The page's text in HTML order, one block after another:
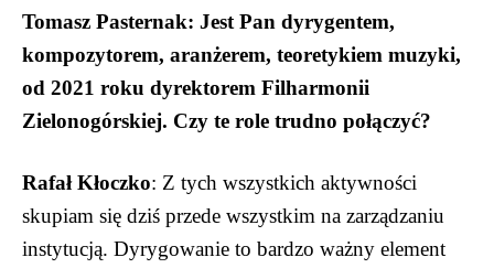
Tomasz Pasternak: Jest Pan dyrygentem,
kompozytorem, aranżerem, teoretykiem muzyki,
od 2021 roku dyrektorem Filharmonii
Zielonogórskiej. Czy te role trudno połączyć?
Rafał Kłoczko: Z tych wszystkich aktywności
skupiam się dziś przede wszystkim na zarządzaniu
instytucją. Dyrygowanie to bardzo ważny element